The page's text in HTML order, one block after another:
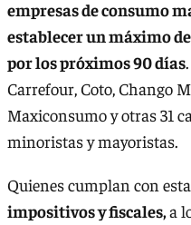
empresas de consumo
establecer un máximo
por los próximos 90 días
Carrefour, Coto, Chango
Maxiconsumo y otras 31
minoristas y mayoristas.
Quienes cumplan con
impositivos y fiscales,a